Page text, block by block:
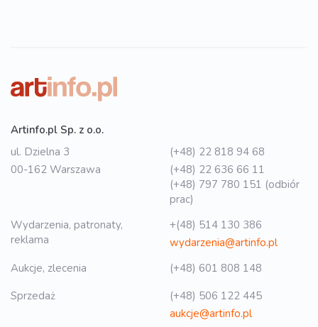
Artinfo.pl Sp. z o.o.
ul. Dzielna 3
00-162 Warszawa
(+48) 22 818 94 68
(+48) 22 636 66 11
(+48) 797 780 151 (odbiór
prac)
Wydarzenia, patronaty,
reklama
+(48) 514 130 386
wydarzenia@artinfo.pl
Aukcje, zlecenia
(+48) 601 808 148
Sprzedaż
(+48) 506 122 445
aukcje@artinfo.pl